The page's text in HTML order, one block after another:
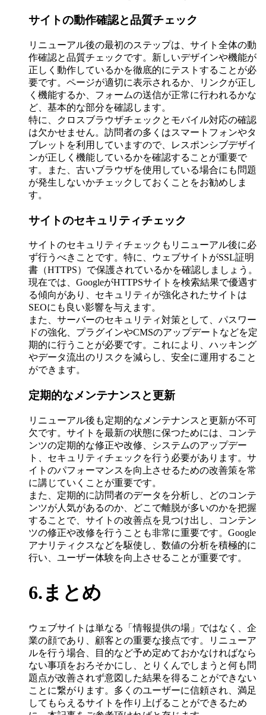
サイトの動作確認と品質チェック
リニューアル後の最初のステップは、サイト全体の動
作確認と品質チェックです。新しいデザインや機能が
正しく動作しているかを徹底的にテストすることが必
要です。ページが適切に表示されるか、リンクが正し
く機能するか、フォームの送信が正常に行われるかな
ど、基本的な部分を確認します。
特に、クロスブラウザチェックとモバイル対応の確認
は欠かせません。訪問者の多くはスマートフォンやタ
ブレットを利用していますので、レスポンシブデザイ
ンが正しく機能しているかを確認することが重要で
す。また、古いブラウザを使用している場合にも問題
が発生しないかチェックしておくことをお勧めしま
す。
サイトのセキュリティチェック
サイトのセキュリティチェックもリニューアル後に必
ず行うべきことです。特に、ウェブサイトがSSL証明
書（HTTPS）で保護されているかを確認しましょう。
現在では、GoogleがHTTPSサイトを検索結果で優遇す
る傾向があり、セキュリティが強化されたサイトは
SEOにも良い影響を与えます。
また、サーバーのセキュリティ対策として、パスワー
ドの強化、プラグインやCMSのアップデートなどを定
期的に行うことが必要です。これにより、ハッキング
やデータ流出のリスクを減らし、安全に運用すること
ができます。
定期的なメンテナンスと更新
リニューアル後も定期的なメンテナンスと更新が不可
欠です。サイトを最新の状態に保つためには、コンテ
ンツの定期的な修正や改修、システムのアップデー
ト、セキュリティチェックを行う必要があります。サ
イトのパフォーマンスを向上させるための改善策を常
に講じていくことが重要です。
また、定期的に訪問者のデータを分析し、どのコンテ
ンツが人気があるのか、どこで離脱が多いのかを把握
することで、サイトの改善点を見つけ出し、コンテン
ツの修正や改修を行うことも非常に重要です。Google
アナリティクスなどを駆使し、数値の分析を積極的に
行い、ユーザー体験を向上させることが重要です。
6.まとめ
ウェブサイトは単なる「情報提供の場」ではなく、企
業の顔であり、顧客との重要な接点です。リニューア
ルを行う場合、目的など予め定めておかなければなら
ない事項をおろそかにし、とりくんでしまうと何も問
題点が改善されず意図した結果を得ることができない
ことに繋がります。多くのユーザーに信頼され、満足
してもらえるサイトを作り上げることができるため